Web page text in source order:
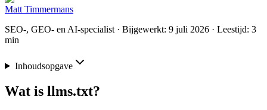
Matt Timmermans
SEO-, GEO- en AI-specialist · Bijgewerkt: 9 juli 2026 · Leestijd: 3
min
Inhoudsopgave
Wat is llms.txt?